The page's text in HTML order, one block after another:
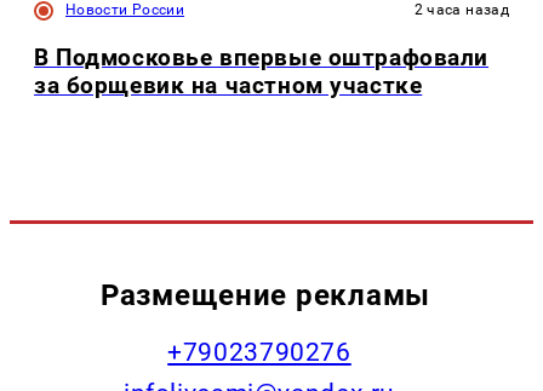
Новости России 2 часа назад
В Подмосковье впервые оштрафовали
за борщевик на частном участке
Размещение рекламы
+79023790276